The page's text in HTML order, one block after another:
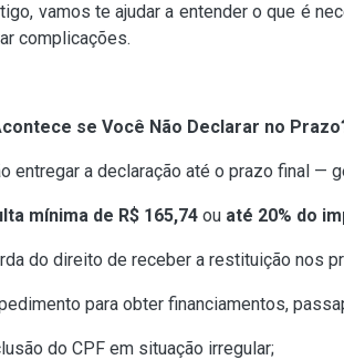
vamos te ajudar a entender o que é
complicações.
se Você Não Declarar no
entregar a declaração até o prazo final —
mínima de R$ 165,74 ou até 20% do
do direito de receber a restituição nos
para obter financiamentos,
do CPF em situação irregular;